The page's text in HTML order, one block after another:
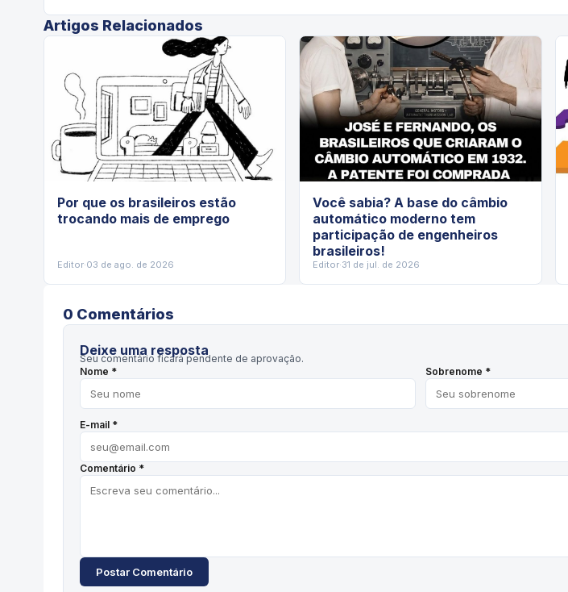
Artigos Relacionados
Por que os brasileiros estão
trocando mais de emprego
Editor·03 de ago. de 2026
Você sabia? A base do câmbio
automático moderno tem
participação de engenheiros
brasileiros!
Editor·31 de jul. de 2026
0 Comentários
Deixe uma resposta
Seu comentário ficará pendente de aprovação.
Nome *
Sobrenome *
E-mail *
Comentário *
Postar Comentário